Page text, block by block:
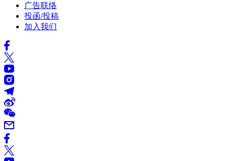
广告联络
投函/投稿
加入我们